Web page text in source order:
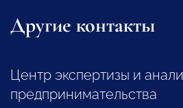
Другие контакты
Центр экспертизы и
предпринимательства